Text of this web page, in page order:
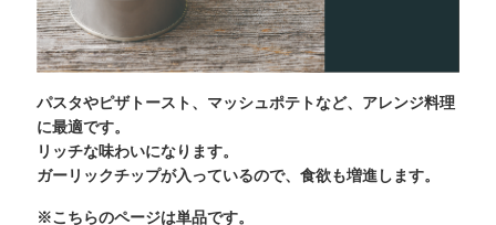
パスタやピザトースト、マッシュポテトなど、アレンジ料理
に最適です。
リッチな味わいになります。
ガーリックチップが入っているので、食欲も増進します。
※こちらのページは単品です。